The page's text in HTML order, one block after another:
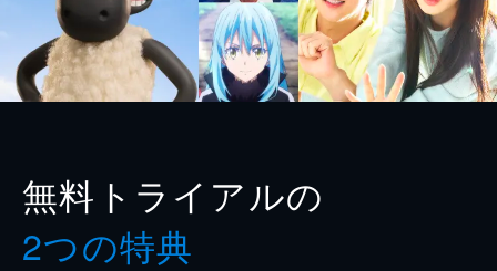
無料トライアルの
2つの特典